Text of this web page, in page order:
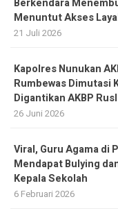
Berkendara
Menuntut Akses
21 Juli 2026
Kapolres Nunukan
Rumbewas Dimutasi
Digantikan AKBP
26 Juni 2026
Viral, Guru Agama di
Mendapat Bulying
Kepala Sekolah
6 Februari 2026